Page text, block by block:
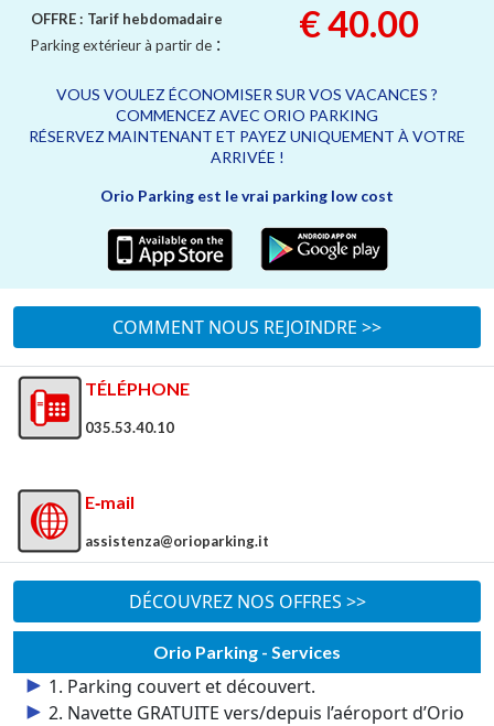
OFFRE : Tarif hebdomadaire
Parking extérieur à partir de : € 40.00
VOUS VOULEZ ÉCONOMISER SUR VOS VACANCES ?
COMMENCEZ AVEC ORIO PARKING
RÉSERVEZ MAINTENANT ET PAYEZ UNIQUEMENT À VOTRE
ARRIVÉE !
Orio Parking est le vrai parking low cost
COMMENT NOUS REJOINDRE >>
TÉLÉPHONE
035.53.40.10
E‑mail
assistenza@orioparking.it
DÉCOUVREZ NOS OFFRES >>
Orio Parking - Services
1. Parking couvert et découvert.
2. Navette GRATUITE vers/depuis l’aéroport d’Orio